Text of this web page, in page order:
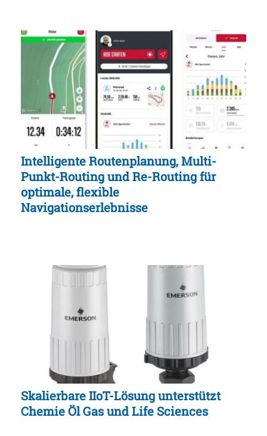
Intelligente Routenplanung, Multi-
Punkt-Routing und Re-Routing für
optimale, flexible
Navigationserlebnisse
Skalierbare IIoT-Lösung unterstützt
Chemie Öl Gas und Life Sciences